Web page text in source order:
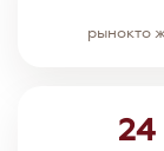
рынокто
24